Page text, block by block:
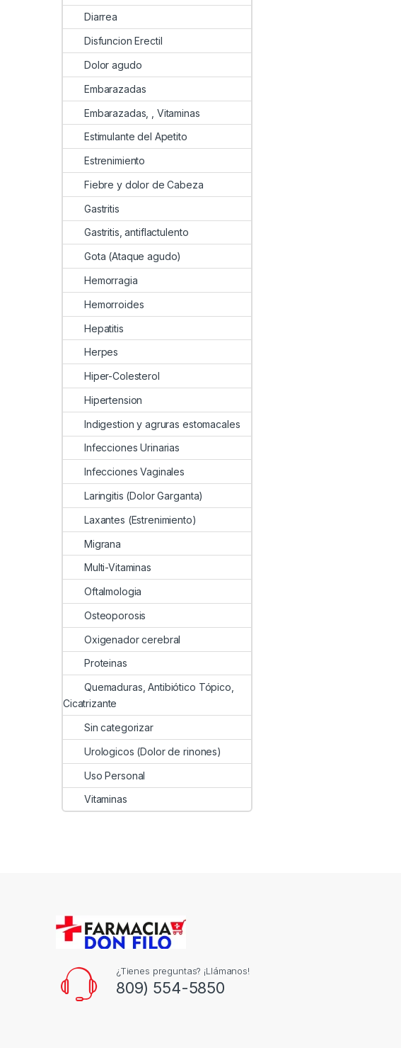
Diarrea
Disfuncion Erectil
Dolor agudo
Embarazadas
Embarazadas, , Vitaminas
Estimulante del Apetito
Estrenimiento
Fiebre y dolor de Cabeza
Gastritis
Gastritis, antiflactulento
Gota (Ataque agudo)
Hemorragia
Hemorroides
Hepatitis
Herpes
Hiper-Colesterol
Hipertension
Indigestion y agruras estomacales
Infecciones Urinarias
Infecciones Vaginales
Laringitis (Dolor Garganta)
Laxantes (Estrenimiento)
Migrana
Multi-Vitaminas
Oftalmologia
Osteoporosis
Oxigenador cerebral
Proteinas
Quemaduras, Antibiótico Tópico,
Cicatrizante
Sin categorizar
Urologicos (Dolor de rinones)
Uso Personal
Vitaminas
¿Tienes preguntas? ¡Llámanos!
809) 554-5850